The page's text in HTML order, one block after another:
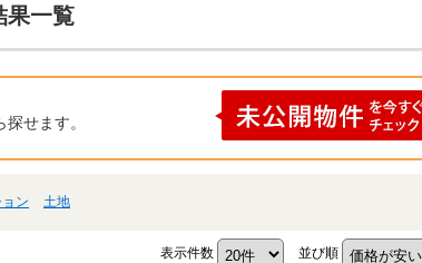
果一覧
せます。
ン 土地
表示件数 並び順